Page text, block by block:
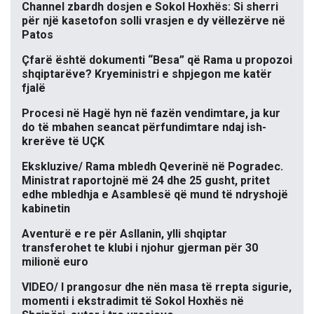
Channel zbardh dosjen e Sokol Hoxhës: Si sherri
për një kasetofon solli vrasjen e dy vëllezërve në
Patos
Çfarë është dokumenti “Besa” që Rama u propozoi
shqiptarëve? Kryeministri e shpjegon me katër
fjalë
Procesi në Hagë hyn në fazën vendimtare, ja kur
do të mbahen seancat përfundimtare ndaj ish-
krerëve të UÇK
Ekskluzive/ Rama mbledh Qeverinë në Pogradec.
Ministrat raportojnë më 24 dhe 25 gusht, pritet
edhe mbledhja e Asamblesë që mund të ndryshojë
kabinetin
Aventurë e re për Asllanin, ylli shqiptar
transferohet te klubi i njohur gjerman për 30
milionë euro
VIDEO/ I prangosur dhe nën masa të rrepta sigurie,
momenti i ekstradimit të Sokol Hoxhës në